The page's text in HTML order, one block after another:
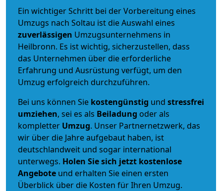
Ein wichtiger Schritt bei der Vorbereitung eines
Umzugs nach Soltau ist die Auswahl eines
zuverlässigen Umzugsunternehmens in
Heilbronn. Es ist wichtig, sicherzustellen, dass
das Unternehmen über die erforderliche
Erfahrung und Ausrüstung verfügt, um den
Umzug erfolgreich durchzuführen.
Bei uns können Sie kostengünstig und stressfrei
umziehen, sei es als Beiladung oder als
kompletter Umzug. Unser Partnernetzwerk, das
wir über die Jahre aufgebaut haben, ist
deutschlandweit und sogar international
unterwegs. Holen Sie sich jetzt kostenlose
Angebote und erhalten Sie einen ersten
Überblick über die Kosten für Ihren Umzug.